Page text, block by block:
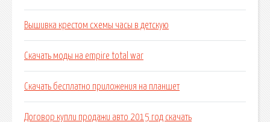
Вышивка крестом схемы часы в детскую
Скачать моды на empire total war
Скачать бесплатно приложения на планшет
Договор купли продажи авто 2015 год скачать